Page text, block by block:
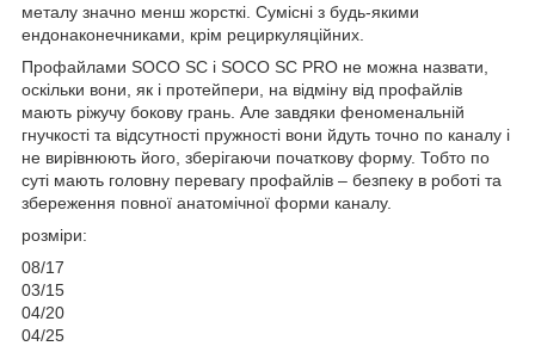
металу значно менш жорсткі. Сумісні з будь-якими
ендонаконечниками, крім рециркуляційних.
Профайлами SOCO SC і SOCO SC PRO не можна назвати,
оскільки вони, як і протейпери, на відміну від профайлів
мають ріжучу бокову грань. Але завдяки феноменальній
гнучкості та відсутності пружності вони йдуть точно по каналу і
не вирівнюють його, зберігаючи початкову форму. Тобто по
суті мають головну перевагу профайлів – безпеку в роботі та
збереження повної анатомічної форми каналу.
розміри:
08/17
03/15
04/20
04/25